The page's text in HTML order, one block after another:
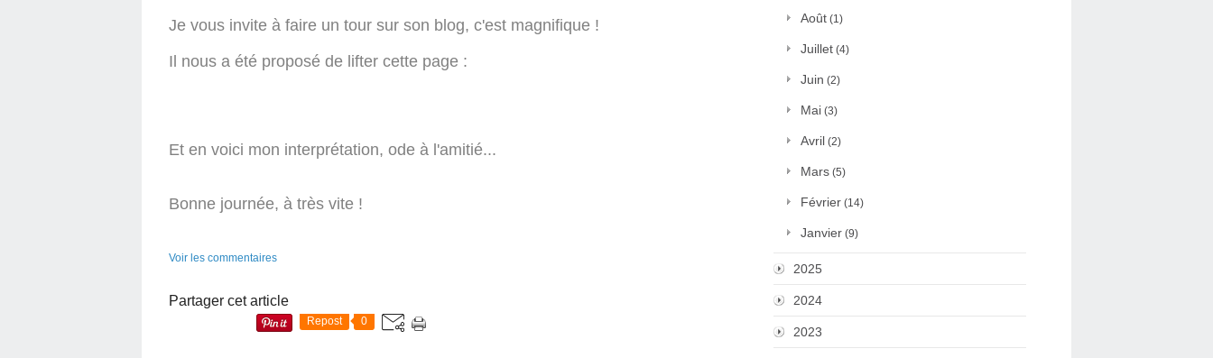
Je vous invite à faire un tour sur son blog, c'est magnifique !
Il nous a été proposé de lifter cette page :
Et en voici mon interprétation, ode à l'amitié...
Bonne journée, à très vite !
Voir les commentaires
Partager cet article
Repost 0
Août (1)
Juillet (4)
Juin (2)
Mai (3)
Avril (2)
Mars (5)
Février (14)
Janvier (9)
2025
2024
2023